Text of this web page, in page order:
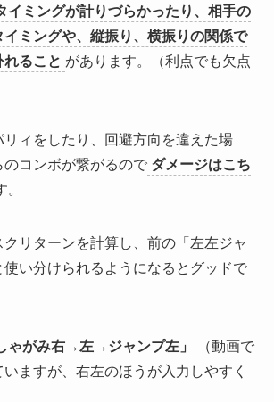
イミングが計りづらかったり、相手の
ミングや、縦振り、横振りの関係で
ること があります。（利点でも欠点
ィをしたり、回避方向を違えた場
コンボが繋がるので ダメージはこち
。
リターンを計算し、前の「左左ジャ
使い分けられるようになるとグッドで
ゃがみ右→左→ジャンプ左」
（動画で
ますが、右左のほうが入力しやすく